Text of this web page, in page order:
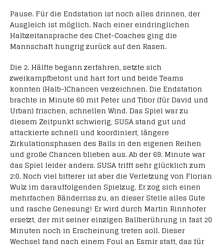
Pause. Für die Endstation ist noch alles drinnen, der
Ausgleich ist möglich. Nach einer eindringlichen
Halbzeitansprache des Chef-Coaches ging die
Mannschaft hungrig zurück auf den Rasen.
Die 2. Hälfte begann zerfahren, setzte sich
zweikampfbetont und hart fort und beide Teams
konnten (Halb-)Chancen verzeichnen. Die Endstation
brachte in Minute 60 mit Peter und Tibor (für David und
Urban) frischen, schnellen Wind. Das Spiel war zu
diesem Zeitpunkt schwierig, SUSA stand gut und
attackierte schnell und koordiniert, längere
Zirkulationsphasen des Balls in den eigenen Reihen
und große Chancen blieben aus. Ab der 69. Minute war
das Spiel leider anders. SUSA trifft sehr glücklich zum
2:0. Noch viel bitterer ist aber die Verletzung von Florian
Wulz im darauffolgenden Spielzug. Er zog sich einen
mehrfachen Bänderriss zu, an dieser Stelle alles Gute
und rasche Genesung! Er wird durch Martin Rinnhofer
ersetzt, der mit seiner einzigen Ballberührung in fast 20
Minuten noch in Erscheinung treten soll. Dieser
Wechsel fand nach einem Foul an Esmir statt, das für